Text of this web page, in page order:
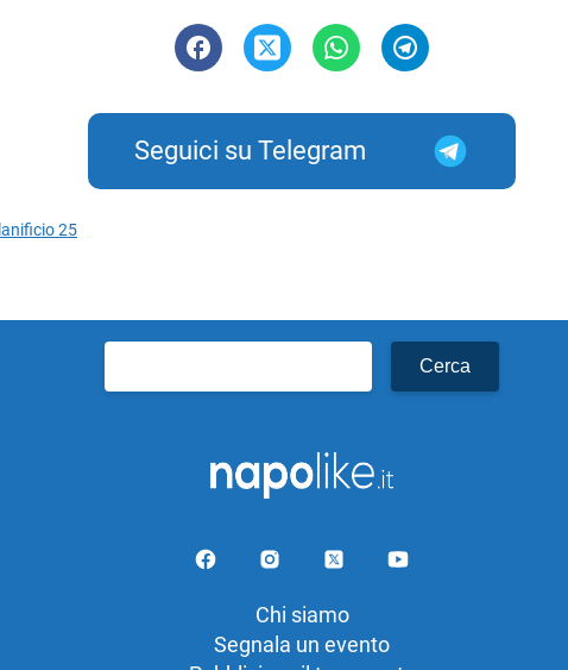
Seguici su Telegram
lanificio 25
per:
Chi siamo
Segnala un evento